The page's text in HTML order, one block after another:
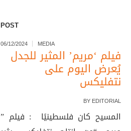
POST
06/12/2024 MEDIA
فيلم ‘مريم’ المثير للجدل
يُعرض اليوم على
نتفليكس
BY EDITORIAL
المسيح كان فلسطينيًا : فيلم ”